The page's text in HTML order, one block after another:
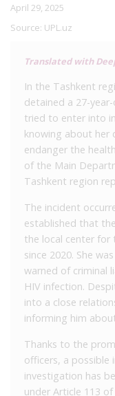
April 29, 2025
Source: UPL.uz
Translated with
In the Tashkent
detained a 27-
tried to enter into
knowing about her
endanger the
of the Main
Tashkent region
The incident
established that
the local center for
since 2020. She
warned of criminal
HIV infection.
into a close
informing him
Thanks to the
officers, a possible
investigation has
under Article 113